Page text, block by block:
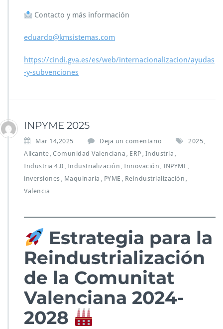
Contacto y más información
eduardo@kmsistemas.com
https://cindi.gva.es/es/web/internacionalizacion/ayudas
-y-subvenciones
INPYME 2025
Mar 14,2025 Deja un comentario 2025
Alicante Comunidad Valenciana ERP Industria
Industria 4.0 Industrialización Innovación INPYME
inversiones Maquinaria PYME Reindustrialización
Valencia
Estrategia para la
Reindustrialización
de la Comunitat
Valenciana 2024-
2028